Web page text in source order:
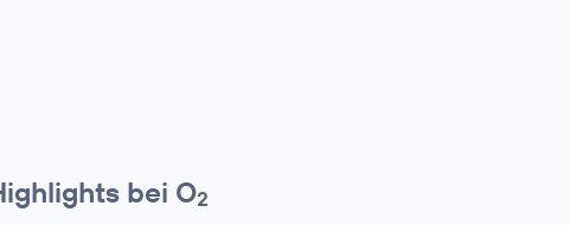
bei O2